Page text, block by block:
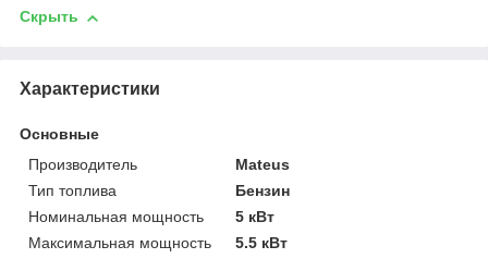
Скрыть
Характеристики
Основные
Производитель
Mateus
Тип топлива
Бензин
Номинальная мощность
5 кВт
Максимальная мощность
5.5 кВт